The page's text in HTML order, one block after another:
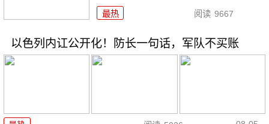
最热 阅读 9667
以色列内讧公开化！防长一句话，军队不买账